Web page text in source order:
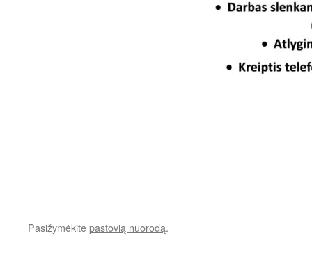
Pasižymėkitepastovią nuorodą.